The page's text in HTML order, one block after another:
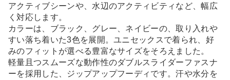
アクティブシーンや、水辺のアクティビティなど、幅広
く対応します。
カラーは、ブラック、グレー、ネイビーの、取り入れや
すい落ち着いた3色を展開。ユニセックスで着られ、好
みのフィットが選べる豊富なサイズをそろえました。
軽量且つスムーズな動作性のダブルスライダーファスナ
ーを採用した、ジップアップフーディです。汗や水分を